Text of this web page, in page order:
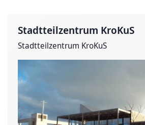
Stadtteilzentrum KroKuS
Stadtteilzentrum KroKuS